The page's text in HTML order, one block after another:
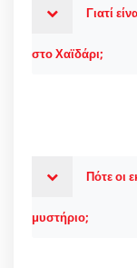
Γιατί
στο Χαϊδάρι;
Πότε οι
μυστήριο;